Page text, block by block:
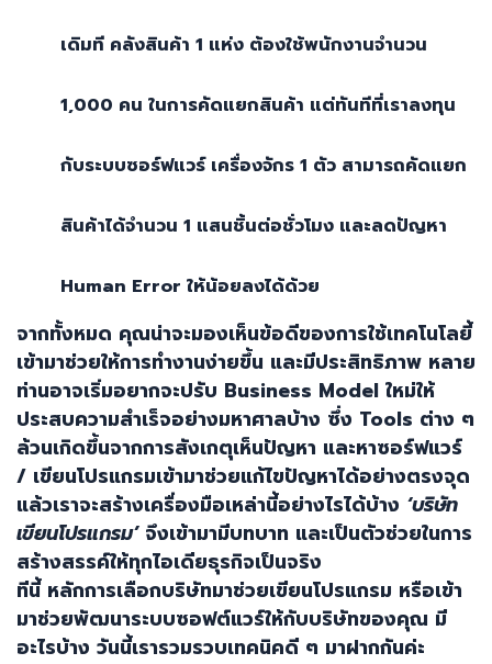
เดิมที คลังสินค้า 1 แห่ง ต้องใช้พนักงานจำนวน
1,000 คน ในการคัดแยกสินค้า แต่ทันทีที่เราลงทุน
กับระบบซอร์ฟแวร์ เครื่องจักร 1 ตัว สามารถคัดแยก
สินค้าได้จำนวน 1 แสนชิ้นต่อชั่วโมง และลดปัญหา
Human Error ให้น้อยลงได้ด้วย
จากทั้งหมด คุณน่าจะมองเห็นข้อดีของการใช้เทคโนโลยี้
เข้ามาช่วยให้การทำงานง่ายขึ้น และมีประสิทธิภาพ หลาย
ท่านอาจเริ่มอยากจะปรับ Business Model ใหม่ให้
ประสบความสำเร็จอย่างมหาศาลบ้าง ซึ่ง Tools ต่าง ๆ
ล้วนเกิดขึ้นจากการสังเกตุเห็นปัญหา และหาซอร์ฟแวร์
/ เขียนโปรแกรมเข้ามาช่วยแก้ไขปัญหาได้อย่างตรงจุด
แล้วเราจะสร้างเครื่องมือเหล่านี้อย่างไรได้บ้าง ‘บริษัท
เขียนโปรแกรม’จึงเข้ามามีบทบาท และเป็นตัวช่วยในการ
สร้างสรรค์ให้ทุกไอเดียธุรกิจเป็นจริง
ทีนี้ หลักการเลือกบริษัทมาช่วยเขียนโปรแกรม หรือเข้า
มาช่วยพัฒนาระบบซอฟต์แวร์ให้กับบริษัทของคุณ มี
อะไรบ้าง วันนี้เรารวมรวบเทคนิคดี ๆ มาฝากกันค่ะ